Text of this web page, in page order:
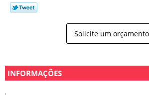
Solicite um orçamento
INFORMAÇÕES